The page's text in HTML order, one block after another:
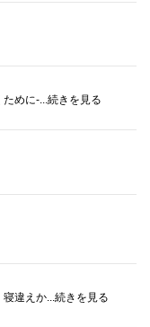
ために-...続きを見る
違えか...続きを見る